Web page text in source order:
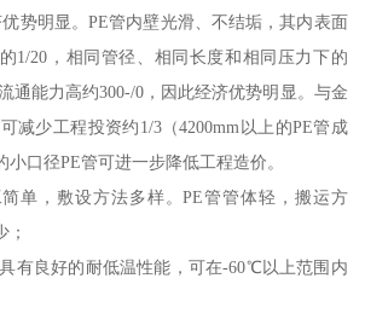
势明显。PE管内壁光滑、不结垢，其内表面
1/20，相同管径、相同长度和相同压力下的
通能力高约300-/0，因此经济优势明显。与金
减少工程投资约1/3（4200mm以上的PE管成
口径PE管可进一步降低工程造价。
单，敷设方法多样。PE管管体轻，搬运方
；
有良好的耐低温性能，可在-60℃以上范围内